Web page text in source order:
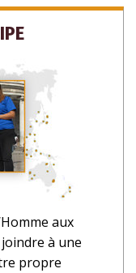
DES
D’AIDER
aux
à une
propre